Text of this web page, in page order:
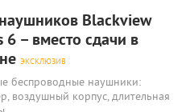
Blackview
6 – вместо сдачи в
ЭКСКЛЮЗИВ
беспроводные наушники:
воздушный корпус, длительная